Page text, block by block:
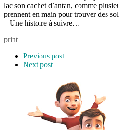
lac son cachet d’antan, comme
prennent en main pour trouver des
– Une histoire à suivre…
print
Previous post
Next post